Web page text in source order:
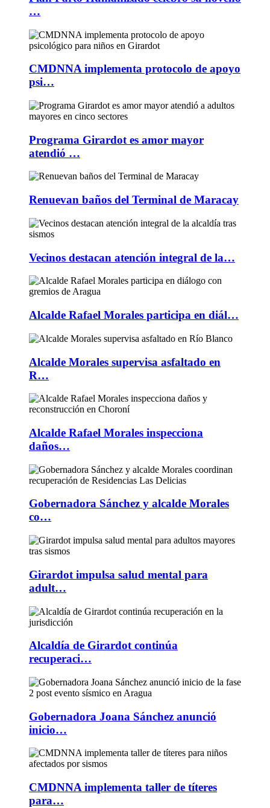
…
CMDNNA implementa protocolo de apoyo
psi…
Programa Girardot es amor mayor
atendió …
Renuevan baños del Terminal de Maracay
Vecinos destacan atención integral de la…
Alcalde Rafael Morales participa en diál…
Alcalde Morales supervisa asfaltado en
R…
Alcalde Rafael Morales inspecciona
daños…
Gobernadora Sánchez y alcalde Morales
co…
Girardot impulsa salud mental para
adult…
Alcaldía de Girardot continúa
recuperaci…
Gobernadora Joana Sánchez anunció
inicio…
CMDNNA implementa taller de títeres
para…